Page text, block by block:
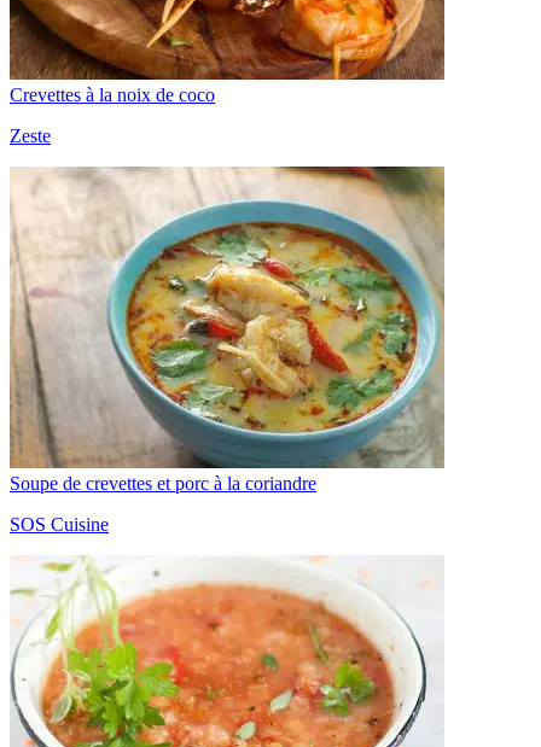
Crevettes à la noix de coco
Zeste
Soupe de crevettes et porc à la coriandre
SOS Cuisine